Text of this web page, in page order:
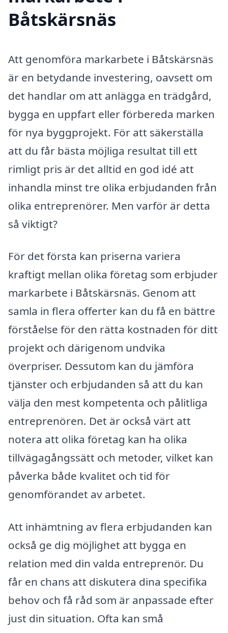
Båtskärsnäs
Att genomföra markarbete i Båtskärsnäs
är en betydande investering, oavsett om
det handlar om att anlägga en trädgård,
bygga en uppfart eller förbereda marken
för nya byggprojekt. För att säkerställa
att du får bästa möjliga resultat till ett
rimligt pris är det alltid en god idé att
inhandla minst tre olika erbjudanden från
olika entreprenörer. Men varför är detta
så viktigt?
För det första kan priserna variera
kraftigt mellan olika företag som erbjuder
markarbete i Båtskärsnäs. Genom att
samla in flera offerter kan du få en bättre
förståelse för den rätta kostnaden för ditt
projekt och därigenom undvika
överpriser. Dessutom kan du jämföra
tjänster och erbjudanden så att du kan
välja den mest kompetenta och pålitliga
entreprenören. Det är också värt att
notera att olika företag kan ha olika
tillvägagångssätt och metoder, vilket kan
påverka både kvalitet och tid för
genomförandet av arbetet.
Att inhämtning av flera erbjudanden kan
också ge dig möjlighet att bygga en
relation med din valda entreprenör. Du
får en chans att diskutera dina specifika
behov och få råd som är anpassade efter
just din situation. Ofta kan små